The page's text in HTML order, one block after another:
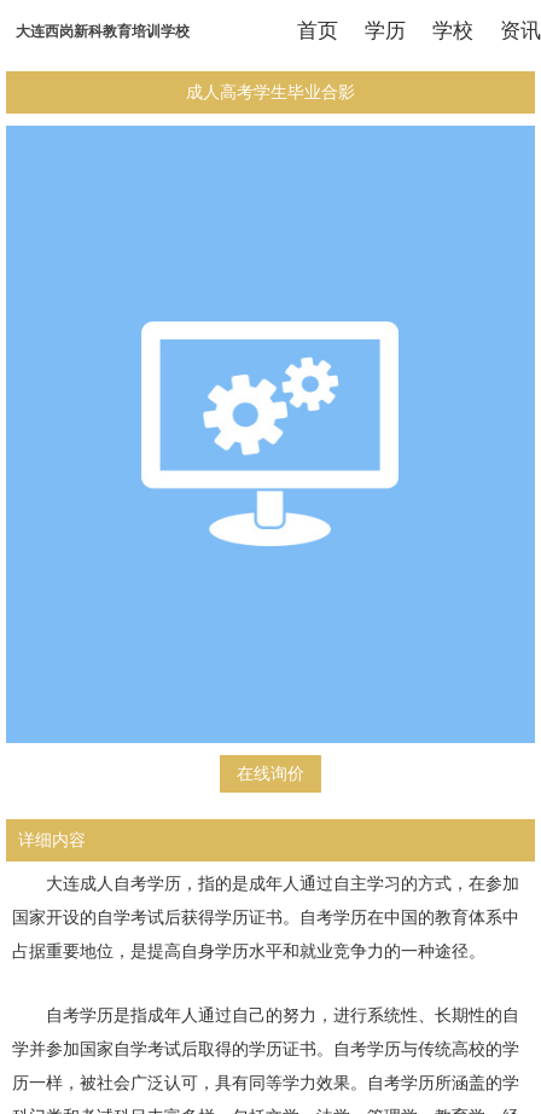
大连西岗新科教育培训学校 首页 学历 学校 资讯
成人高考学生毕业合影
在线询价
详细内容
大连成人自考学历，指的是成年人通过自主学习的方式，在参加
国家开设的自学考试后获得学历证书。自考学历在中国的教育体系中
占据重要地位，是提高自身学历水平和就业竞争力的一种途径。
自考学历是指成年人通过自己的努力，进行系统性、长期性的自
学并参加国家自学考试后取得的学历证书。自考学历与传统高校的学
历一样，被社会广泛认可，具有同等学力效果。自考学历所涵盖的学